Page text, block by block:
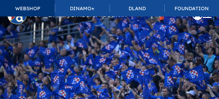
WEBSHOP DINAMO+ DLAND FOUNDATION
TOP_BAR.MembershipSuffix